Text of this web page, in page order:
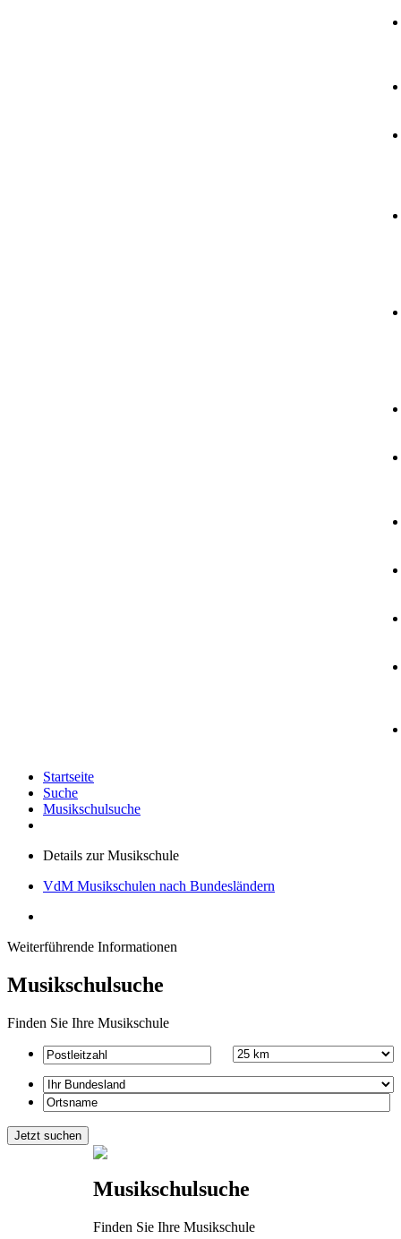
Startseite
Suche
Musikschulsuche
Details zur Musikschule
VdM Musikschulen nach Bundesländern
Weiterführende Informationen
Musikschulsuche
Finden Sie Ihre Musikschule
Musikschulsuche
Finden Sie Ihre Musikschule